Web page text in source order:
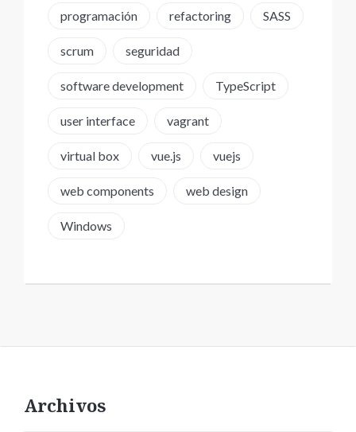
programación refactoring SASS
scrum seguridad
software development TypeScript
user interface vagrant
virtual box vue.js vuejs
web components web design
Windows
Archivos